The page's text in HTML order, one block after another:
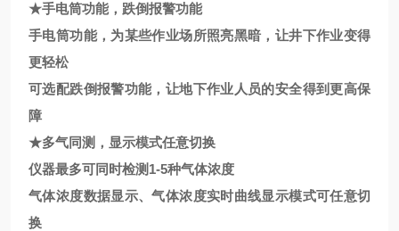
★手电筒功能，跌倒报警功能
手电筒功能，为某些作业场所照亮黑暗，让井下作业变得
更轻松
可选配跌倒报警功能，让地下作业人员的安全得到更高保
障
★多气同测，显示模式任意切换
仪器最多可同时检测 1-5种气体浓度
气体浓度数据显示、气体浓度实时曲线显示模式可任意切
换